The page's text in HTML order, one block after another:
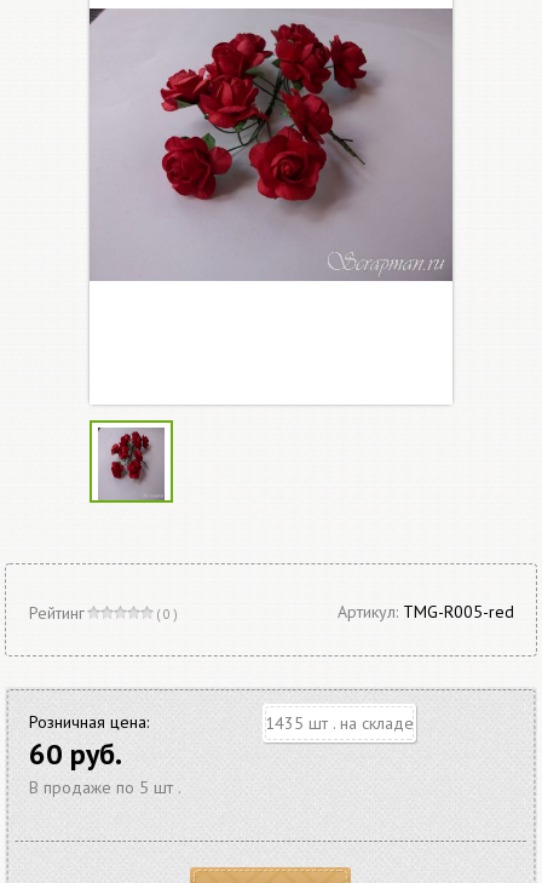
Рейтинг ( 0 ) Артикул: TMG-R005-red
Розничная цена:
60 руб.
В продаже по 5 шт .
1435 шт . на складе